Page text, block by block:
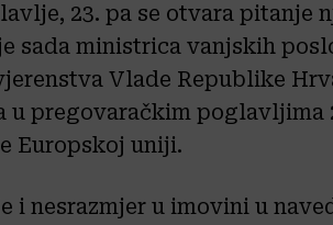
23. pa se otvara pitanje
sada ministrica vanjskih
Vlade Republike
pregovaračkim poglavljima
Europskoj uniji.
i nesrazmjer u imovini u